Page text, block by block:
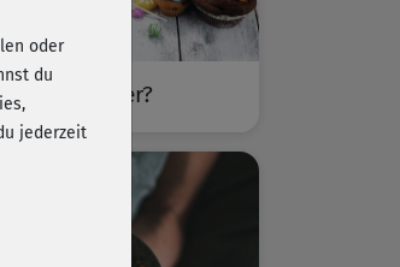
Heißhunger?
oder
du
jederzeit